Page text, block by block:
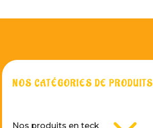
NOS CATÉGORIES DE PRODUITS
Nos produits en teck